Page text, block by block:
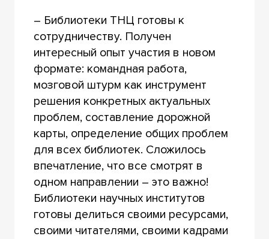
– Библиотеки ТНЦ готовы к
сотрудничеству. Получен
интересный опыт участия в новом
формате: командная работа,
мозговой штурм как инструмент
решения конкретных актуальных
проблем, составление дорожной
карты, определение общих проблем
для всех библиотек. Сложилось
впечатление, что все смотрят в
одном направлении – это важно!
Библиотеки научных институтов
готовы делиться своими ресурсами,
своими читателями, своими кадрами